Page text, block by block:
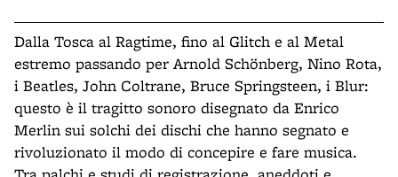
Dalla Tosca al Ragtime, fino al Glitch e al Metal
estremo passando per Arnold Schönberg, Nino Rota,
i Beatles, John Coltrane, Bruce Springsteen, i Blur:
questo è il tragitto sonoro disegnato da Enrico
Merlin sui solchi dei dischi che hanno segnato e
rivoluzionato il modo di concepire e fare musica.